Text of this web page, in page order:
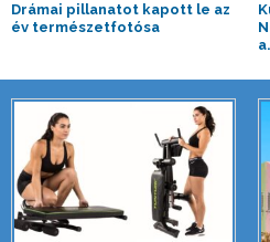
Drámai pillanatot kapott le az
év természetfotósa